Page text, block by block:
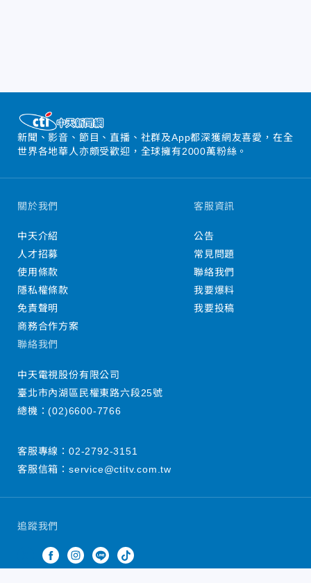
新聞、影音、節目、直播、社群及App都深獲網友喜愛，在全
世界各地華人亦頗受歡迎，全球擁有2000萬粉絲。
追蹤我們
關於我們
中天介紹
人才招募
使用條款
隱私權條款
免責聲明
商務合作方案
客服資訊
公告
常見問題
聯絡我們
我要爆料
我要投稿
聯絡我們
中天電視股份有限公司
臺北市內湖區民權東路六段25號
總機：(02)6600-7766
客服專線： 02-2792-3151
客服信箱： service@ctitv.com.tw